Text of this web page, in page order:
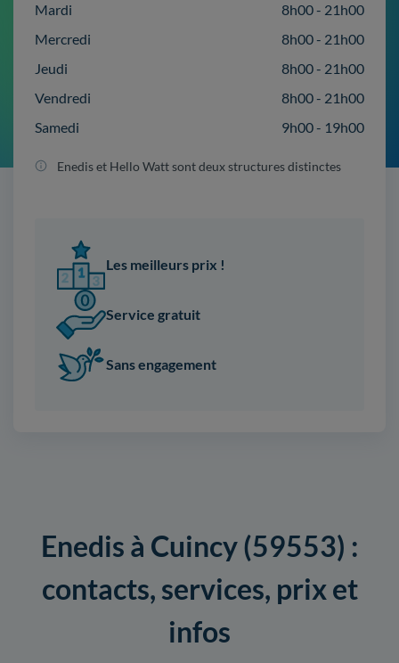
Mardi
8h00 - 21h00
Mercredi
8h00 - 21h00
Jeudi
8h00 - 21h00
Vendredi
8h00 - 21h00
Samedi
9h00 - 19h00
Enedis et Hello Watt sont deux structures distinctes
Les meilleurs prix !
Service gratuit
Sans engagement
Enedis à Cuincy (59553) :
contacts, services, prix et
infos